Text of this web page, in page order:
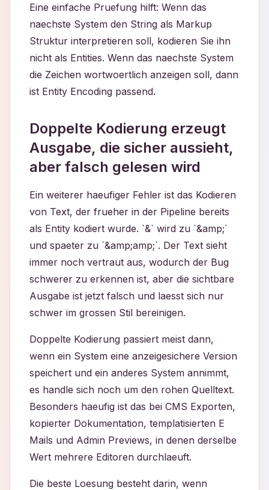
Eine einfache Pruefung hilft: Wenn das
naechste System den String als Markup
Struktur interpretieren soll, kodieren Sie ihn
nicht als Entities. Wenn das naechste System
die Zeichen wortwoertlich anzeigen soll, dann
ist Entity Encoding passend.
Doppelte Kodierung erzeugt
Ausgabe, die sicher aussieht,
aber falsch gelesen wird
Ein weiterer haeufiger Fehler ist das Kodieren
von Text, der frueher in der Pipeline bereits
als Entity kodiert wurde. `&` wird zu `&amp;`
und spaeter zu `&amp;amp;`. Der Text sieht
immer noch vertraut aus, wodurch der Bug
schwerer zu erkennen ist, aber die sichtbare
Ausgabe ist jetzt falsch und laesst sich nur
schwer im grossen Stil bereinigen.
Doppelte Kodierung passiert meist dann,
wenn ein System eine anzeigesichere Version
speichert und ein anderes System annimmt,
es handle sich noch um den rohen Quelltext.
Besonders haeufig ist das bei CMS Exporten,
kopierter Dokumentation, templatisierten E
Mails und Admin Previews, in denen derselbe
Wert mehrere Editoren durchlaeuft.
Die beste Loesung besteht darin, wenn